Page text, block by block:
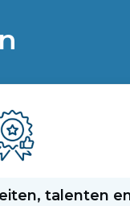
talenten